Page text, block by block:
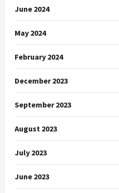
June 2024
May 2024
February 2024
December 2023
September 2023
August 2023
July 2023
June 2023